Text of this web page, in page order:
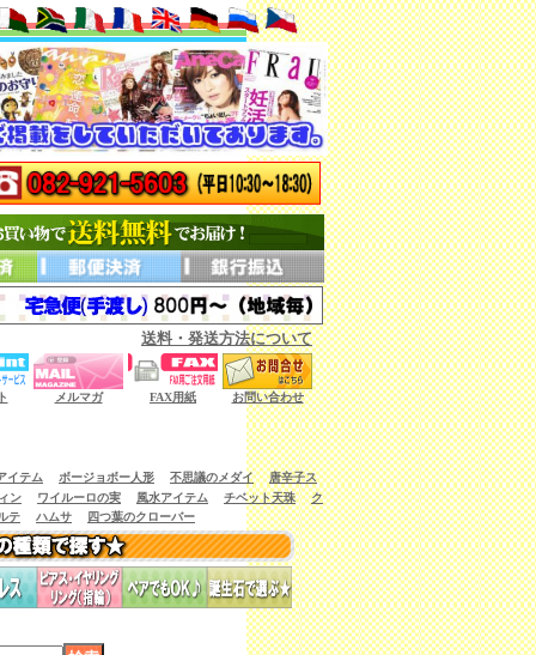
送料・発送方法について
メルマガ FAX用紙 お問い合わせ
イテム ボージョボー人形 不思議のメダイ
唐辛子ス
ン
ワイルーロの実 風水アイテム チベット天珠
ク
テ
ハムサ 四つ葉のクローバー